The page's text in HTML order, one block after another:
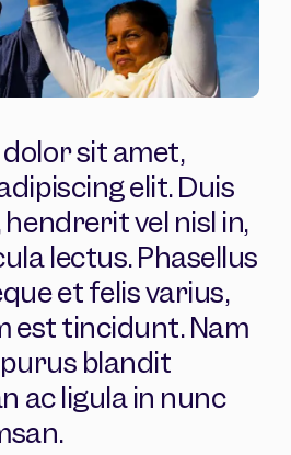
sit amet,
elit. Duis
hendrerit vel nisl in,
lectus. Phasellus
et felis varius,
est tincidunt. Nam
blandit
ac ligula in nunc